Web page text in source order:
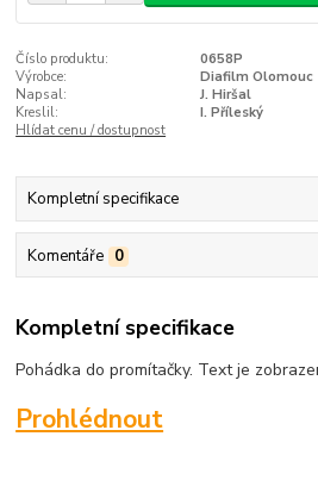
Číslo produktu:
0658P
Výrobce:
Diafilm Olomouc
Napsal:
J. Hiršal
Kreslil:
I. Příleský
Hlídat cenu / dostupnost
Kompletní specifikace
Komentáře 0
Kompletní specifikace
Pohádka do promítačky. Text je
Prohlédnout